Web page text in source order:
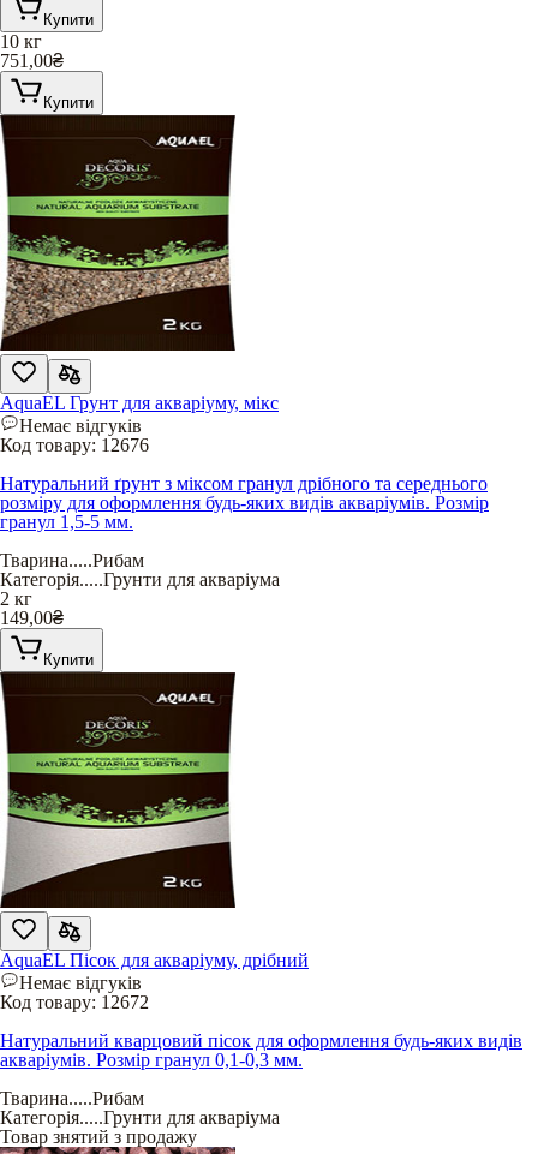
Купити
10 кг
751,00₴
Купити
AquaEL Грунт для акваріуму, мікс
Немає відгуків
Код товару: 12676
Натуральний ґрунт з міксом гранул дрібного та середнього
розміру для оформлення будь-яких видів акваріумів. Розмір
гранул 1,5-5 мм.
Тварина.....Рибам
Категорія.....Грунти для акваріума
2 кг
149,00₴
Купити
AquaEL Пісок для акваріуму, дрібний
Немає відгуків
Код товару: 12672
Натуральний кварцовий пісок для оформлення будь-яких видів
акваріумів. Розмір гранул 0,1-0,3 мм.
Тварина.....Рибам
Категорія.....Грунти для акваріума
Товар знятий з продажу